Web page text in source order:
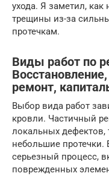
ухода. Я заметил,
трещины из-за
протечкам.
Виды работ по
ремонт,
Выбор вида работ
кровли. Частичный
локальных дефектов,
небольшие протечки.
серьезный процесс,
поврежденных